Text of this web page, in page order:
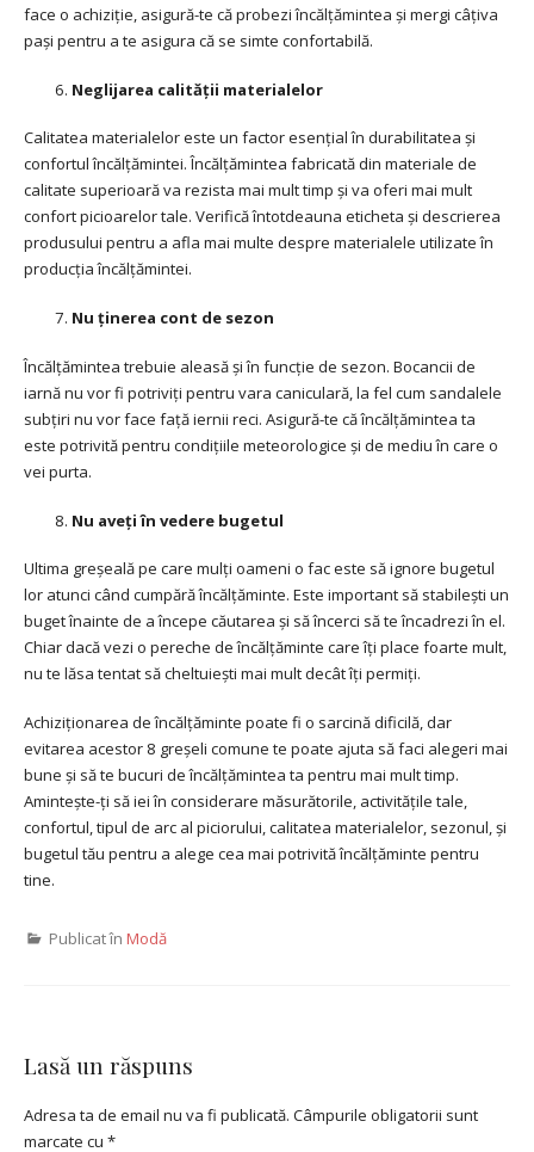
face o achiziție, asigură-te că probezi încălțămintea și mergi câțiva
pași pentru a te asigura că se simte confortabilă.
Neglijarea calității materialelor
Calitatea materialelor este un factor esențial în durabilitatea și
confortul încălțămintei. Încălțămintea fabricată din materiale de
calitate superioară va rezista mai mult timp și va oferi mai mult
confort picioarelor tale. Verifică întotdeauna eticheta și descrierea
produsului pentru a afla mai multe despre materialele utilizate în
producția încălțămintei.
Nu ținerea cont de sezon
Încălțămintea trebuie aleasă și în funcție de sezon. Bocancii de
iarnă nu vor fi potriviți pentru vara caniculară, la fel cum sandalele
subțiri nu vor face față iernii reci. Asigură-te că încălțămintea ta
este potrivită pentru condițiile meteorologice și de mediu în care o
vei purta.
Nu aveți în vedere bugetul
Ultima greșeală pe care mulți oameni o fac este să ignore bugetul
lor atunci când cumpără încălțăminte. Este important să stabilești un
buget înainte de a începe căutarea și să încerci să te încadrezi în el.
Chiar dacă vezi o pereche de încălțăminte care îți place foarte mult,
nu te lăsa tentat să cheltuiești mai mult decât îți permiți.
Achiziționarea de încălțăminte poate fi o sarcină dificilă, dar
evitarea acestor 8 greșeli comune te poate ajuta să faci alegeri mai
bune și să te bucuri de încălțămintea ta pentru mai mult timp.
Amintește-ți să iei în considerare măsurătorile, activitățile tale,
confortul, tipul de arc al piciorului, calitatea materialelor, sezonul, și
bugetul tău pentru a alege cea mai potrivită încălțăminte pentru
tine.
Publicat în Modă
Lasă un răspuns
Adresa ta de email nu va fi publicată. Câmpurile obligatorii sunt
marcate cu *